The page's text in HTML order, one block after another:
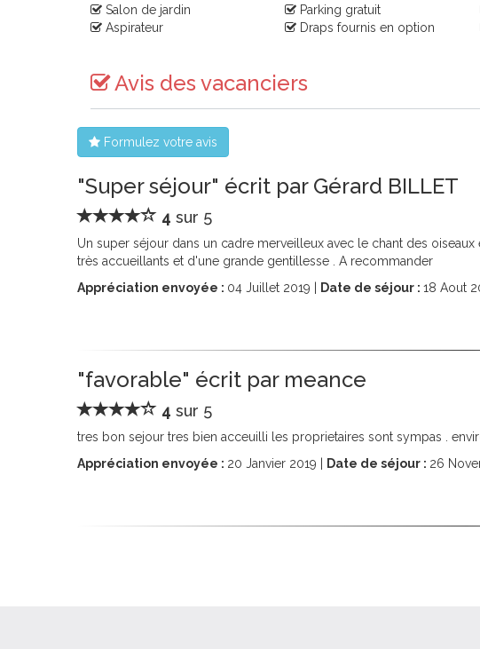
Salon de jardin
Parking gratuit
Aspirateur
Draps fournis en option
Avis des vacanciers
Formulez votre avis
"Super séjour" écrit par Gérard BILLET
4 sur 5
Un super séjour dans un cadre merveilleux avec le chant des
très accueillants et d'une grande gentillesse . A recommander
Appréciation envoyée : 04 Juillet 2019 | Date de séjour : 18 Aout
"favorable" écrit par meance
4 sur 5
tres bon sejour tres bien acceuilli les proprietaires sont sympas .
Appréciation envoyée : 20 Janvier 2019 | Date de séjour : 26